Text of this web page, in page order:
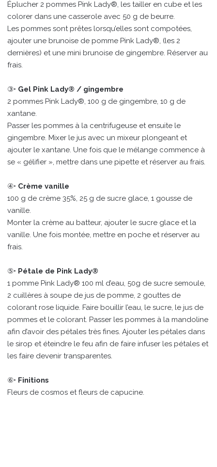
Éplucher 2 pommes Pink Lady®, les tailler en cube et les
colorer dans une casserole avec 50 g de beurre.
Les pommes sont prêtes lorsqu’elles sont compotées,
ajouter une brunoise de pomme Pink Lady®, (les 2
dernières) et une mini brunoise de gingembre. Réserver au
frais.
③• Gel Pink Lady® / gingembre
2 pommes Pink Lady®, 100 g de gingembre, 10 g de
xantane.
Passer les pommes à la centrifugeuse et ensuite le
gingembre. Mixer le jus avec un mixeur plongeant et
ajouter le xantane. Une fois que le mélange commence à
se « gélifier », mettre dans une pipette et réserver au frais.
④• Crème vanille
100 g de crème 35%, 25 g de sucre glace, 1 gousse de
vanille.
Monter la crème au batteur, ajouter le sucre glace et la
vanille. Une fois montée, mettre en poche et réserver au
frais.
⑤• Pétale de Pink Lady®
1 pomme Pink Lady® 100 ml d’eau, 50g de sucre semoule,
2 cuillères à soupe de jus de pomme, 2 gouttes de
colorant rose liquide. Faire bouillir l’eau, le sucre, le jus de
pommes et le colorant. Passer les pommes à la mandoline
afin d’avoir des pétales très fines. Ajouter les pétales dans
le sirop et éteindre le feu afin de faire infuser les pétales et
les faire devenir transparentes.
⑥• Finitions
Fleurs de cosmos et fleurs de capucine.